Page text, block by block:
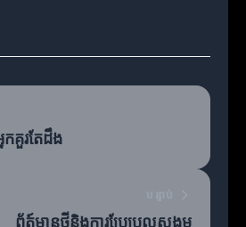
កគួរតែដឹង
ព័ត៍មានថ្មីនិងការប្រែប្រួលសង្គម